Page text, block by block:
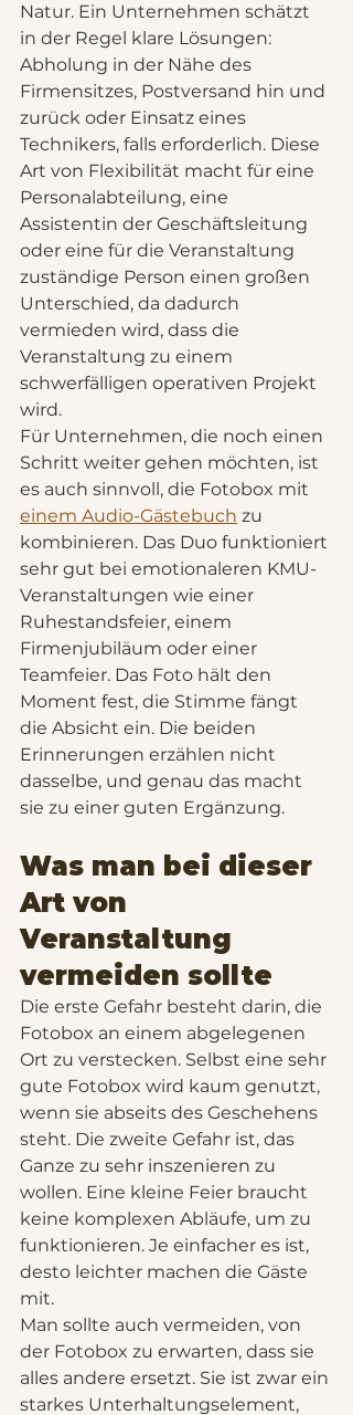
Natur. Ein Unternehmen schätzt
in der Regel klare Lösungen:
Abholung in der Nähe des
Firmensitzes, Postversand hin und
zurück oder Einsatz eines
Technikers, falls erforderlich. Diese
Art von Flexibilität macht für eine
Personalabteilung, eine
Assistentin der Geschäftsleitung
oder eine für die Veranstaltung
zuständige Person einen großen
Unterschied, da dadurch
vermieden wird, dass die
Veranstaltung zu einem
schwerfälligen operativen Projekt
wird.
Für Unternehmen, die noch einen
Schritt weiter gehen möchten, ist
es auch sinnvoll, die Fotobox mit
einem Audio-Gästebuch zu
kombinieren. Das Duo funktioniert
sehr gut bei emotionaleren KMU-
Veranstaltungen wie einer
Ruhestandsfeier, einem
Firmenjubiläum oder einer
Teamfeier. Das Foto hält den
Moment fest, die Stimme fängt
die Absicht ein. Die beiden
Erinnerungen erzählen nicht
dasselbe, und genau das macht
sie zu einer guten Ergänzung.
Was man bei dieser
Art von
Veranstaltung
vermeiden sollte
Die erste Gefahr besteht darin, die
Fotobox an einem abgelegenen
Ort zu verstecken. Selbst eine sehr
gute Fotobox wird kaum genutzt,
wenn sie abseits des Geschehens
steht. Die zweite Gefahr ist, das
Ganze zu sehr inszenieren zu
wollen. Eine kleine Feier braucht
keine komplexen Abläufe, um zu
funktionieren. Je einfacher es ist,
desto leichter machen die Gäste
mit.
Man sollte auch vermeiden, von
der Fotobox zu erwarten, dass sie
alles andere ersetzt. Sie ist zwar ein
starkes Unterhaltungselement,